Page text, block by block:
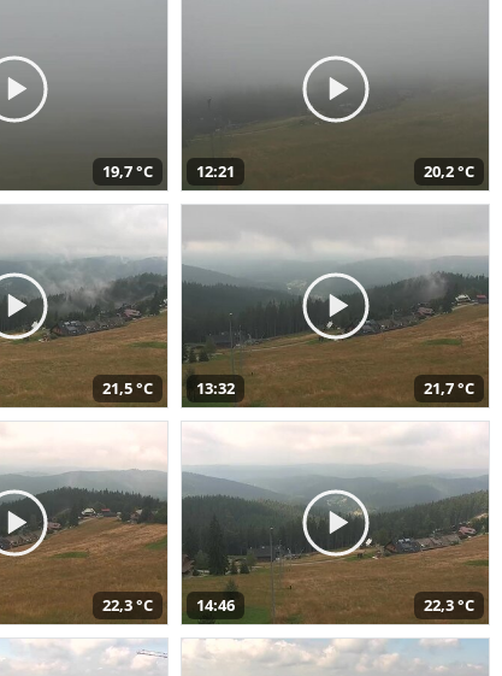
19,7 °C 12:21 20,2 °C
21,5 °C 13:32 21,7 °C
22,3 °C 14:46 22,3 °C